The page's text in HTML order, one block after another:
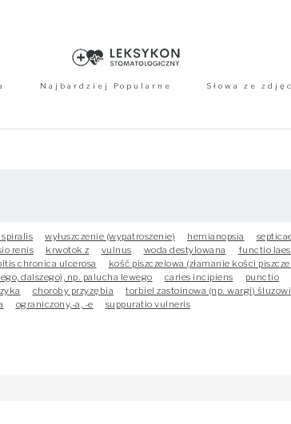
Najbardziej Popularne Słowa ze
wyłuszczenie (wypatroszenie) hemianopsia
renis krwotok z vulnus woda destylowana
functio
chronica ulcerosa
kość piszczelowa (złamanie kości
dalszego), np. palucha lewego
caries incipiens punctio
choroby przyzębia
torbiel zastoinowa (np. wargi)
ograniczony,-a, -e suppuratio vulneris